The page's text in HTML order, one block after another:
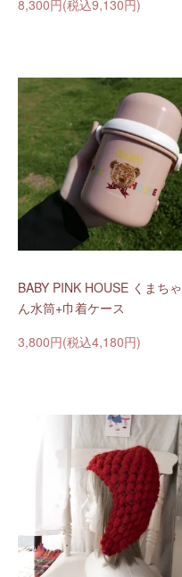
8,300円(税込9,130円)
BABY PINK HOUSE くまちゃ
ん水筒+巾着ケース
3,800円(税込4,180円)